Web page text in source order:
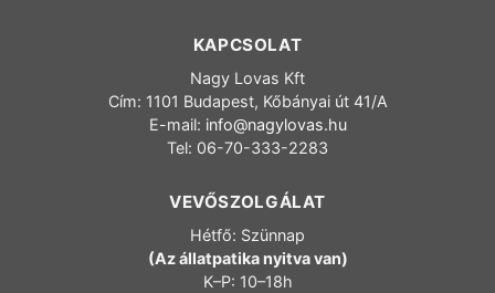
KAPCSOLAT
Nagy Lovas Kft
Cím: 1101 Budapest, Kőbányai út 41/A
E-mail: info@nagylovas.hu
Tel: 06-70-333-2283
VEVŐSZOLGÁLAT
Hétfő: Szünnap
(Az állatpatika nyitva van)
K–P: 10–18h